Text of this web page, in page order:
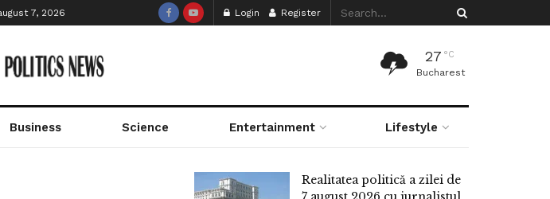
7, 2026 Login Register
27 °C
Bucharest
Business Science Entertainment Lifestyle
Realitatea politică a zilei de